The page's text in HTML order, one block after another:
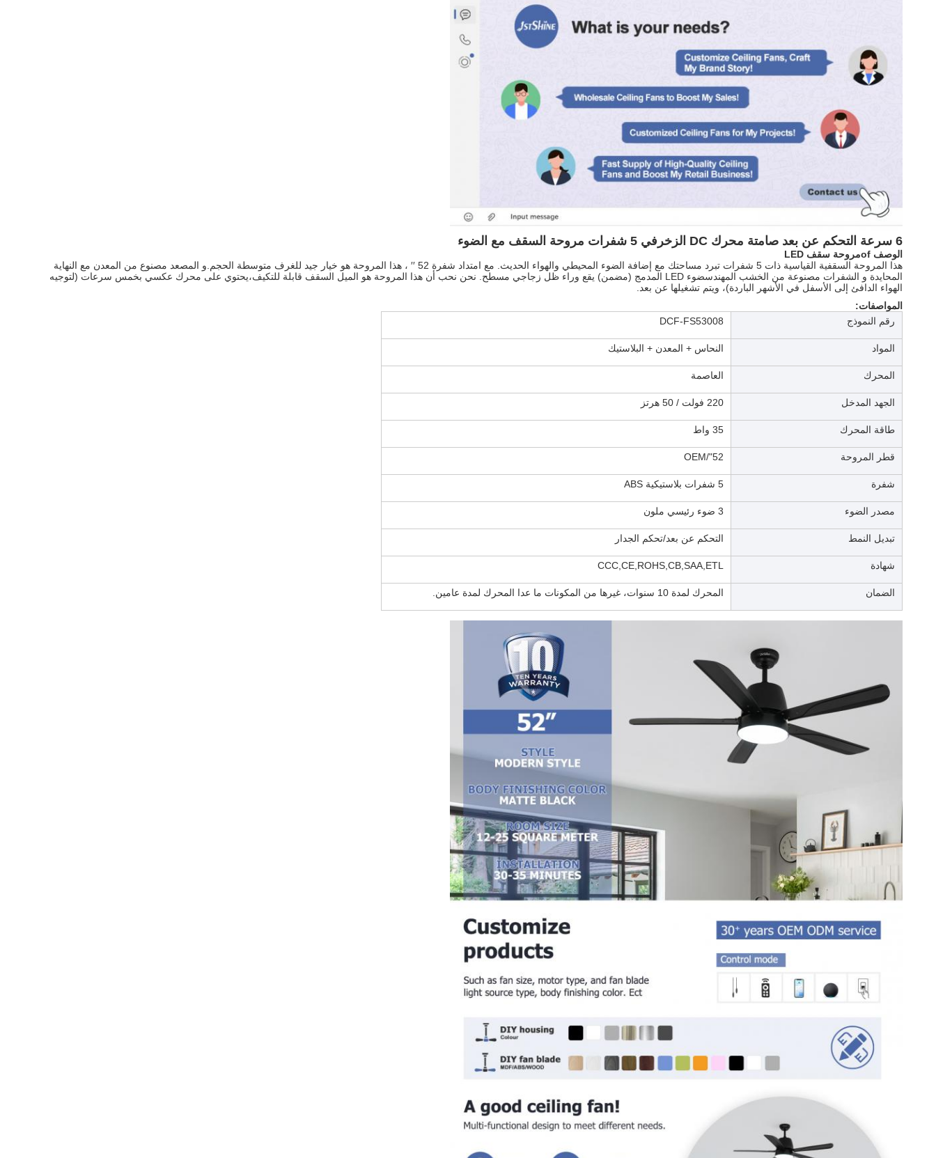
6 سرعة التحكم عن بعد صامتة محرك DC الزخرفي 5 شفرات مروحة السقف مع الضوء
الوصف of
مروحة سقف LED
هذا المروحة السقفية القياسية ذات 5 شفرات تبرد مساحتك مع إضافة الضوء المحيطي والهواء الحديث. مع امتداد شفرة 52 ′′ ، هذا المروحة هو خيار جيد للغرف متوسطة الحجم.و المصعد مصنوع من المعدن مع النهاية
المحايدة و الشفرات مصنوعة من الخشب المهندسضوء LED المدمج (مضمن) يقع وراء ظل زجاجي مسطح. نحن نحب أن هذا المروحة هو الميل السقف قابلة للتكيف،يحتوي على محرك عكسي بخمس سرعات (لتوجيه
الهواء الدافئ إلى الأسفل في الأشهر الباردة)، ويتم تشغيلها عن بعد.
المواصفات:
رقم النموذج
DCF-FS53008
المواد النحاس + المعدن + البلاستيك
المحرك العاصمة
الجهد المدخل 220 فولت / 50 هرتز
طاقة المحرك 35 واط
قطر المروحة 52"/OEM
شفرة 5 شفرات بلاستيكية ABS
مصدر الضوء 3 ضوء رئيسي ملون
تبديل النمط التحكم عن بعد/تحكم الجدار
شهادة CCC,CE,ROHS,CB,SAA,ETL
الضمان المحرك لمدة 10 سنوات، غيرها من المكونات ما عدا المحرك لمدة عامين.